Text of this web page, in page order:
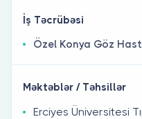
İş Təcrübəsi
Özel Konya Göz
Məktəblər / Təhsillər
Erciyes Üniversitesi